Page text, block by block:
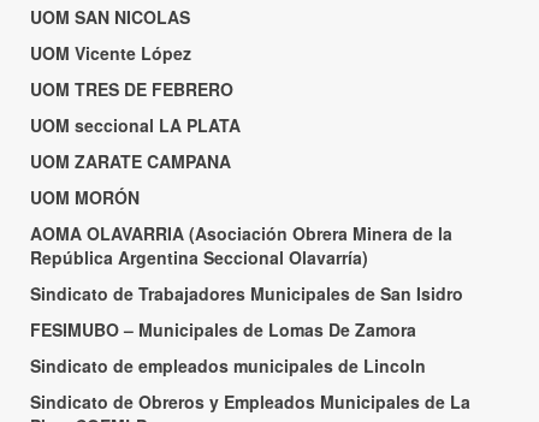
UOM SAN NICOLAS
UOM Vicente López
UOM TRES DE FEBRERO
UOM seccional LA PLATA
UOM ZARATE CAMPANA
UOM MORÓN
AOMA OLAVARRIA (Asociación Obrera Minera de la
República Argentina Seccional Olavarría)
Sindicato de Trabajadores Municipales de San Isidro
FESIMUBO – Municipales de Lomas De Zamora
Sindicato de empleados municipales de Lincoln
Sindicato de Obreros y Empleados Municipales de La